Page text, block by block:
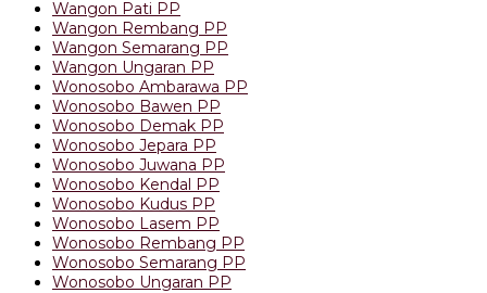
Wangon Pati PP
Wangon Rembang PP
Wangon Semarang PP
Wangon Ungaran PP
Wonosobo Ambarawa PP
Wonosobo Bawen PP
Wonosobo Demak PP
Wonosobo Jepara PP
Wonosobo Juwana PP
Wonosobo Kendal PP
Wonosobo Kudus PP
Wonosobo Lasem PP
Wonosobo Rembang PP
Wonosobo Semarang PP
Wonosobo Ungaran PP